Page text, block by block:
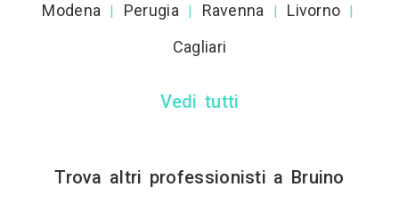
Modena | Perugia | Ravenna | Livorno |
Cagliari
Vedi tutti
Trova altri professionisti a Bruino